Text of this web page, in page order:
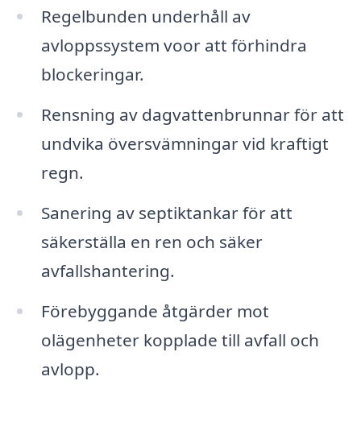
Regelbunden underhåll av
avloppssystem voor att förhindra
blockeringar.
Rensning av dagvattenbrunnar för att
undvika översvämningar vid kraftigt
regn.
Sanering av septiktankar för att
säkerställa en ren och säker
avfallshantering.
Förebyggande åtgärder mot
olägenheter kopplade till avfall och
avlopp.